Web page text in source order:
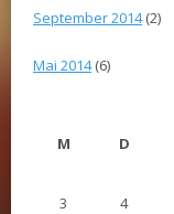
September 2014(2)
Mai 2014(6)
M
D
3
4